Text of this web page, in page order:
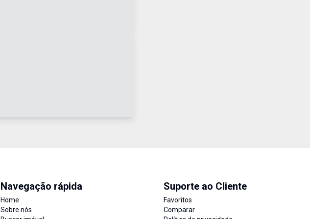
Navegação rápida
Home
Sobre nós
Suporte ao Cliente
Favoritos
Comparar